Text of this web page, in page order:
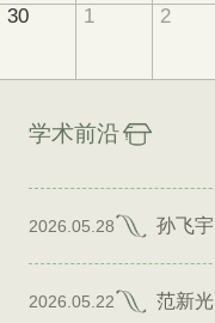
30 1 2
学术前沿
2026.05.28 孙飞宇
2026.05.22 范新